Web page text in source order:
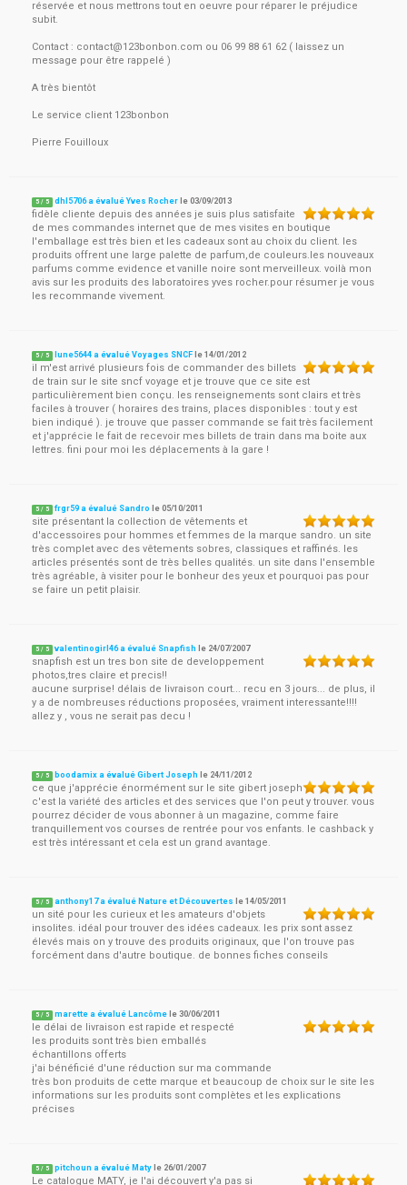
réservée et nous mettrons tout en oeuvre pour réparer le préjudice
subit.
Contact : contact@123bonbon.com ou 06 99 88 61 62 ( laissez un
message pour être rappelé )
A très bientôt
Le service client 123bonbon
Pierre Fouilloux
5 / 5 dhl5706 a évalué Yves Rocher le03/09/2013
fidèle cliente depuis des années je suis plus satisfaite
de mes commandes internet que de mes visites en boutique
l'emballage est très bien et les cadeaux sont au choix du client. les
produits offrent une large palette de parfum,de couleurs.les nouveaux
parfums comme evidence et vanille noire sont merveilleux. voilà mon
avis sur les produits des laboratoires yves rocher.pour résumer je vous
les recommande vivement.
5 / 5 lune5644 a évalué Voyages SNCF le14/01/2012
il m'est arrivé plusieurs fois de commander des billets
de train sur le site sncf voyage et je trouve que ce site est
particulièrement bien conçu. les renseignements sont clairs et très
faciles à trouver ( horaires des trains, places disponibles : tout y est
bien indiqué ). je trouve que passer commande se fait très facilement
et j'apprécie le fait de recevoir mes billets de train dans ma boite aux
lettres. fini pour moi les déplacements à la gare !
5 / 5 frgr59 a évalué Sandro le05/10/2011
site présentant la collection de vêtements et
d'accessoires pour hommes et femmes de la marque sandro. un site
très complet avec des vêtements sobres, classiques et raffinés. les
articles présentés sont de très belles qualités. un site dans l'ensemble
très agréable, à visiter pour le bonheur des yeux et pourquoi pas pour
se faire un petit plaisir.
5 / 5 valentinogirl46 a évalué Snapfish le 24/07/2007
snapfish est un tres bon site de developpement
photos,tres claire et precis!!
aucune surprise! délais de livraison court... recu en 3 jours... de plus, il
y a de nombreuses réductions proposées, vraiment interessante!!!!
allez y , vous ne serait pas decu !
5 / 5 boodamix a évalué Gibert Joseph le 24/11/2012
ce que j'apprécie énormément sur le site gibert joseph
c'est la variété des articles et des services que l'on peut y trouver. vous
pourrez décider de vous abonner à un magazine, comme faire
tranquillement vos courses de rentrée pour vos enfants. le cashback y
est très intéressant et cela est un grand avantage.
5 / 5 anthony17 a évalué Nature et Découvertes le14/05/2011
un sité pour les curieux et les amateurs d'objets
insolites. idéal pour trouver des idées cadeaux. les prix sont assez
élevés mais on y trouve des produits originaux, que l'on trouve pas
forcément dans d'autre boutique. de bonnes fiches conseils
5 / 5 marette a évalué Lancôme le30/06/2011
le délai de livraison est rapide et respecté
les produits sont très bien emballés
échantillons offerts
j'ai bénéficié d'une réduction sur ma commande
très bon produits de cette marque et beaucoup de choix sur le site les
informations sur les produits sont complètes et les explications
précises
5 / 5 pitchoun a évalué Maty le 26/01/2007
Le catalogue MATY, je l'ai découvert y'a pas si